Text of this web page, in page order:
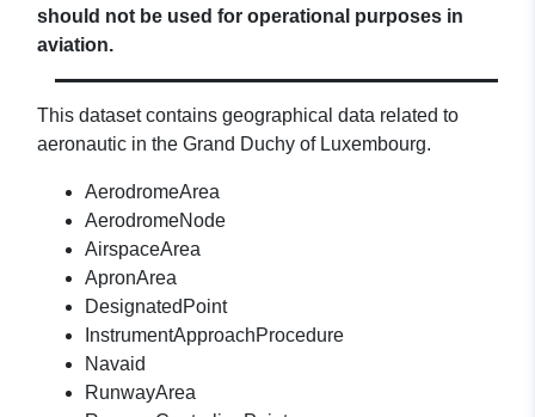
should not be used for operational purposes in
aviation.
This dataset contains geographical data related to
aeronautic in the Grand Duchy of Luxembourg.
AerodromeArea
AerodromeNode
AirspaceArea
ApronArea
DesignatedPoint
InstrumentApproachProcedure
Navaid
RunwayArea